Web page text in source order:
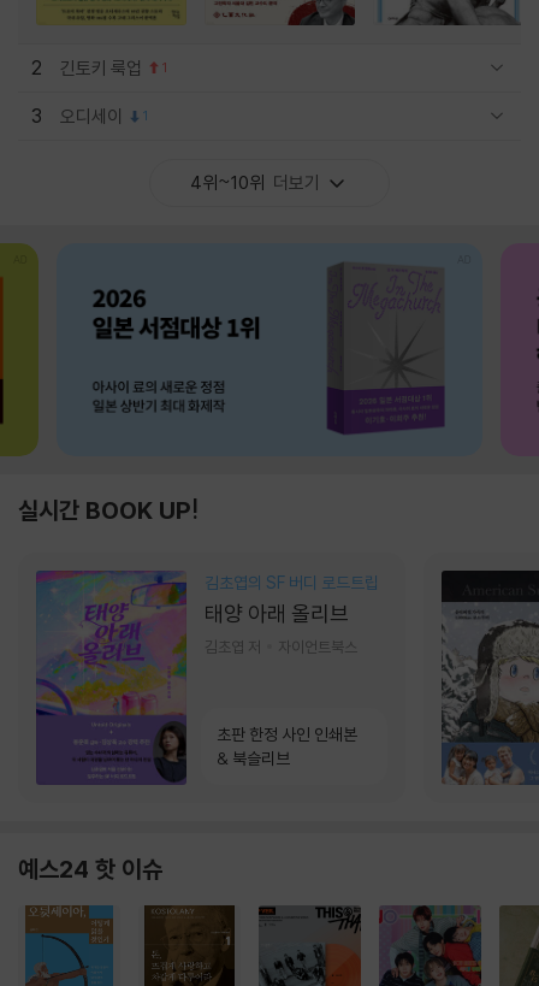
2 긴토키 룩업 1
3 오디세이 1
4위~10위 더보기
실시간 BOOK UP!
김초엽의 SF 버디 로드트립
태양 아래 올리브
김초엽 저 자이언트북스
초판 한정 사인 인쇄본
& 북슬리브
예스24 핫 이슈